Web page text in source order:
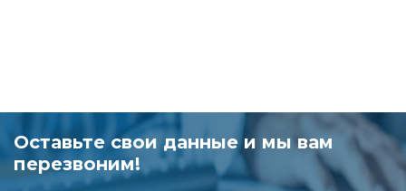
Оставьте свои данные и мы вам
перезвоним!